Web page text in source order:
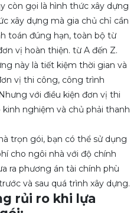
còn gọi là hình thức xây dựng
xây dựng mà gia chủ chỉ cần
toán đúng hạn, toàn bộ từ
vị hoàn thiện. từ A đến Z.
này là tiết kiệm thời gian và
vị thi công, công trình
với điều kiện đơn vị thi
nghiệm và chủ phải thanh
trọn gói, bạn có thể sử dụng
cho ngôi nhà với độ chính
ra phương án tài chính phù
và sau quá trình xây dựng.
rủi ro khi lựa